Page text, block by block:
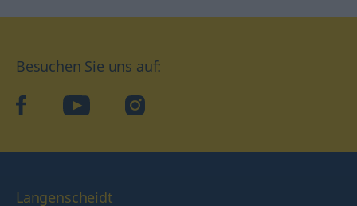
Besuchen Sie uns auf:
facebookYouTube Instagram
Langenscheidt